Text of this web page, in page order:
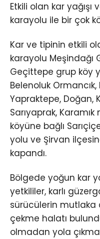
Etkili olan kar
karayolu ile bir çok
Kar ve tipinin etkili
karayolu Meşindağı
Geçittepe grup köy
Belenoluk Ormancık,
Yapraktepe, Doğan,
Sarıyaprak,
köyüne bağlı
yolu ve Şirvan
kapandı.
Bölgede yoğun kar
yetkililer, karlı
sürücülerin mutlaka
çekme halatı
olmadan yola